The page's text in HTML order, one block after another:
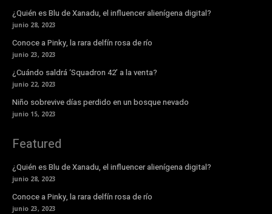
¿Quién es Blu de Xanadu, el influencer alienígena digital?
junio 28, 2023
Conoce a Pinky, la rara delfín rosa de río
junio 23, 2023
¿Cuándo saldrá ‘Squadron 42’ a la venta?
junio 22, 2023
Niño sobrevive días perdido en un bosque nevado
junio 15, 2023
Featured
¿Quién es Blu de Xanadu, el influencer alienígena digital?
junio 28, 2023
Conoce a Pinky, la rara delfín rosa de río
junio 23, 2023